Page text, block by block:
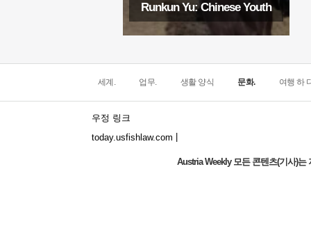
Runkun Yu: Chinese Youth
세계. 업무. 생활 양식 문화. 여행 하
우정 링크
today.usfishlaw.com
Austria Weekly 모든 콘텐츠(기사)